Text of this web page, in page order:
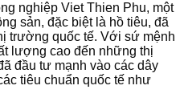
nghiệp Viet Thien Phu, một
sản, đặc biệt là hồ tiêu, đã
trường quốc tế. Với sứ mệnh
lượng cao đến những thị
đầu tư mạnh vào các dây
tiêu chuẩn quốc tế như